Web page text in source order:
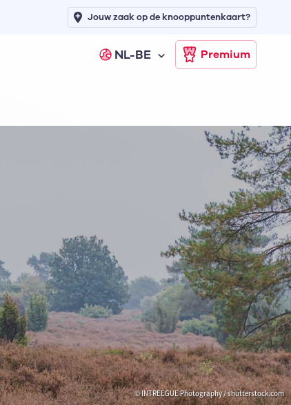
NL-BE Premium
Jouw zaak op de knooppuntenkaart?
© INTREEGUE Photography / shutterstock.com